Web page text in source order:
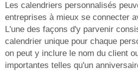
Les calendriers personnalisés
entreprises à mieux se connecter
L'une des façons d'y parvenir
calendrier unique pour chaque
on peut y inclure le nom du client
importantes telles qu'un